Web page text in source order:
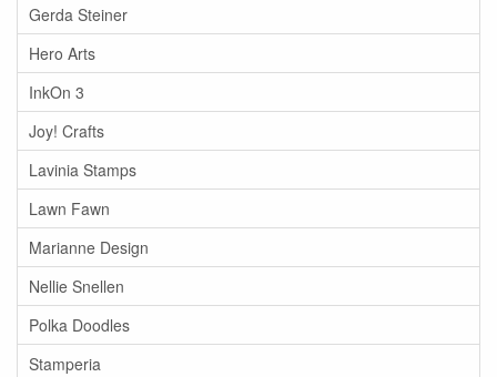
Gerda Steiner
Hero Arts
InkOn 3
Joy! Crafts
Lavinia Stamps
Lawn Fawn
Marianne Design
Nellie Snellen
Polka Doodles
Stamperia